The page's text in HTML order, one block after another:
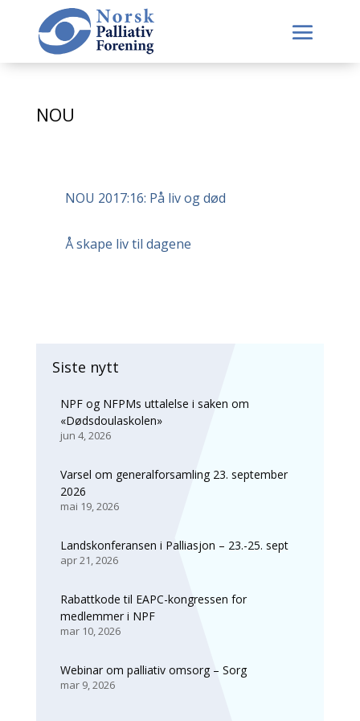
NOU
NOU 2017:16: På liv og død
Å skape liv til dagene
Siste nytt
NPF og NFPMs uttalelse i saken om
«Dødsdoulaskolen»
jun 4, 2026
Varsel om generalforsamling 23. september
2026
mai 19, 2026
Landskonferansen i Palliasjon – 23.-25. sept
apr 21, 2026
Rabattkode til EAPC-kongressen for
medlemmer i NPF
mar 10, 2026
Webinar om palliativ omsorg – Sorg
mar 9, 2026